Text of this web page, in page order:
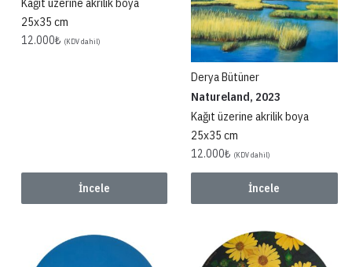
25x35 cm
12.000₺ (KDV dahil)
İncele
Derya Bütüner
Natureland, 2023
Kağıt üzerine akrilik boya
25x35 cm
12.000₺ (KDV dahil)
İncele